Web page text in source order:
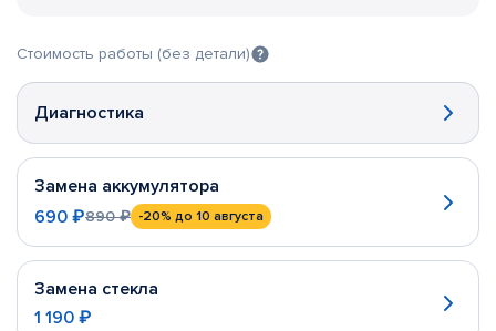
Стоимость работы (без детали)
Диагностика
Замена аккумулятора
690 ₽890 ₽ -20% до 10 августа
Замена стекла
1 190 ₽